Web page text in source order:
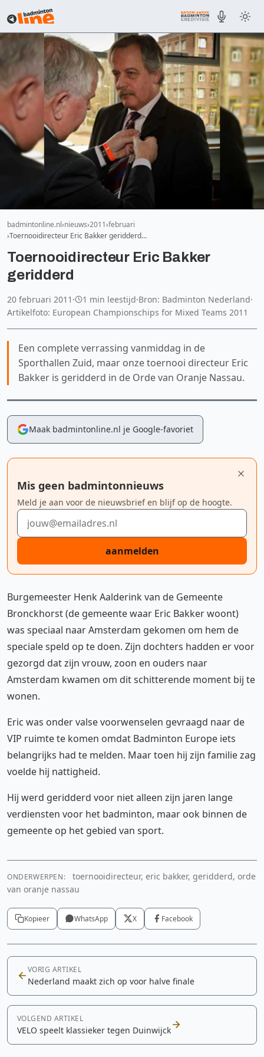
badmintonline.nl nieuws 2011 februari
Toernooidirecteur Eric Bakker geridderd…
Toernooidirecteur Eric Bakker
geridderd
20 februari 2011 · 1 min leestijd·Bron: Badminton Nederland·
Artikelfoto: European Championschips for Mixed Teams 2011
Een complete verrassing vanmiddag in de
Sporthallen Zuid, maar onze toernooi directeur Eric
Bakker is geridderd in de Orde van Oranje Nassau.
Maak badmintonline.nl je Google-favoriet
Mis geen badmintonnieuws
Meld je aan voor de nieuwsbrief en blijf op de hoogte.
E-mailadres
aanmelden
Burgemeester Henk Aalderink van de Gemeente
Bronckhorst (de gemeente waar Eric Bakker woont)
was speciaal naar Amsterdam gekomen om hem de
speciale speld op te doen. Zijn dochters hadden er voor
gezorgd dat zijn vrouw, zoon en ouders naar
Amsterdam kwamen om dit schitterende moment bij te
wonen.
Eric was onder valse voorwenselen gevraagd naar de
VIP ruimte te komen omdat Badminton Europe iets
belangrijks had te melden. Maar toen hij zijn familie zag
voelde hij nattigheid.
Hij werd geridderd voor niet alleen zijn jaren lange
verdiensten voor het badminton, maar ook binnen de
gemeente op het gebied van sport.
ONDERWERPEN:
toernooidirecteur, eric bakker, geridderd, orde
van oranje nassau
Kopieer WhatsApp X Facebook
VORIG ARTIKEL
Nederland maakt zich op voor halve finale
VOLGEND ARTIKEL
VELO speelt klassieker tegen Duinwijck